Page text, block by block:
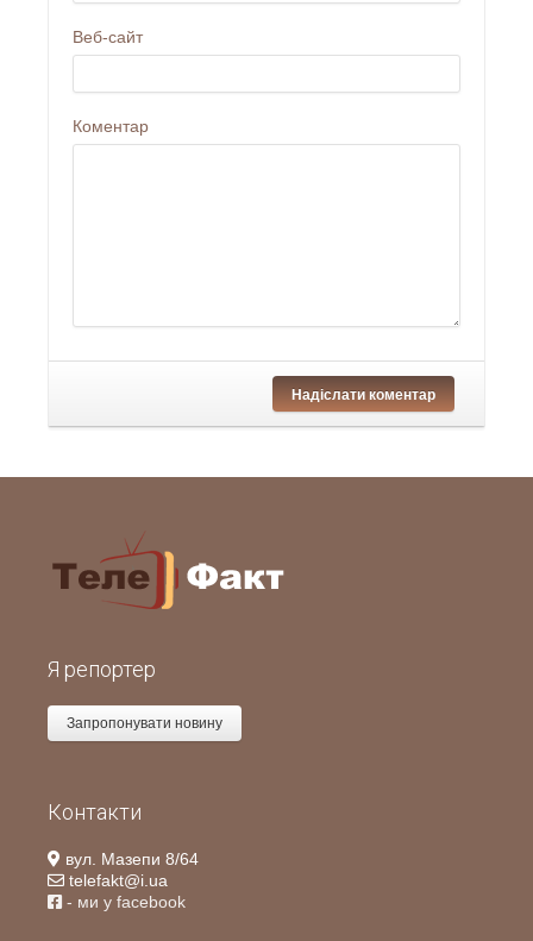
Веб-сайт
Коментар
Надіслати коментар
Я репортер
Запропонувати новину
Контакти
вул. Мазепи 8/64
telefakt@i.ua
- ми у facebook